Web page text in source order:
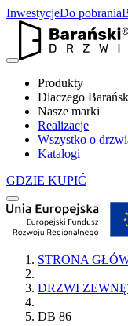
InwestycjeDo pobrania
Produkty
Dlaczego
Nasze marki
Realizacje
Wszystko o
Katalogi
GDZIE KUPIĆ
STRONA
DRZWI
DB 86